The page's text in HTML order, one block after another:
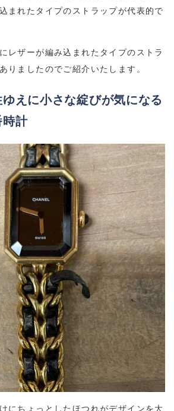
まれたタイプのストラップが代表的で
レザーが編み込まれたタイプのストラ
りましたのでご紹介いたします。
えに小さな綻びが気になる
時計
にちょっとしたほつれがデザインを大